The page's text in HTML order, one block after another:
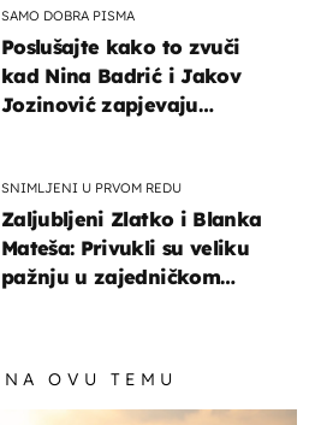
SAMO DOBRA PISMA
Poslušajte kako to zvuči
kad Nina Badrić i Jakov
Jozinović zapjevaju
SNIMLJENI U PRVOM REDU
Zaljubljeni Zlatko i Blanka
Mateša: Privukli su veliku
pažnju u zajedničkom
NA OVU TEMU